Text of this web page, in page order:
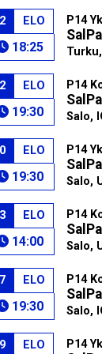
ELO
18:25
P14
ELO
19:30
P14
Salo,
ELO
19:30
P14
Salo,
ELO
14:00
P14
Salo,
ELO
19:30
P14
Salo,
ELO P14